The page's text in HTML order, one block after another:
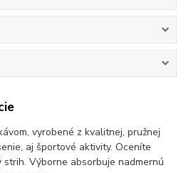
vyrobené z kvalitnej, pružnej
aj športové aktivity. Oceníte
Výborne absorbuje nadmernú